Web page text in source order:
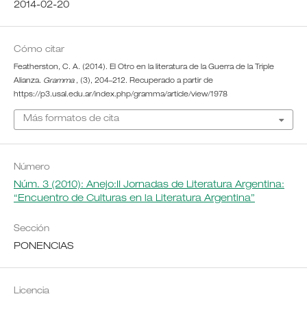
2014-02-20
Cómo citar
Featherston, C. A. (2014). El Otro en la literatura de la Guerra de la Triple
Alianza. Gramma , (3), 204–212. Recuperado a partir de
https://p3.usal.edu.ar/index.php/gramma/article/view/1978
Más formatos de cita
Número
Núm. 3 (2010): Anejo:II Jornadas de Literatura Argentina:
“Encuentro de Culturas en la Literatura Argentina”
Sección
PONENCIAS
Licencia